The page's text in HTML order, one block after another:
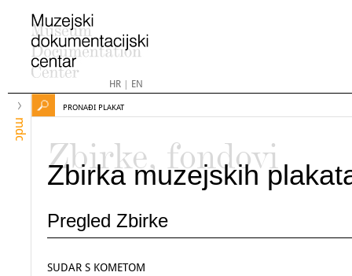
HR| EN
mdc
PRONAĐI PLAKAT
Zbirke, fondovi
Zbirka muzejskih
Pregled Zbirke
SUDAR S KOMETOM